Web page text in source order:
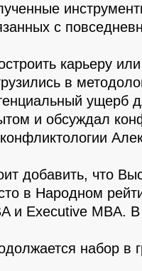
с
карьеру
в
ущерб
и обсуждал
добавить, что
в Народном
и Executive MBA.
набор в